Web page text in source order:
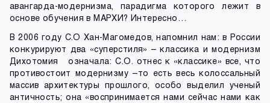
авангарда-модернизма, парадигма которого лежит в
основе обучения в МАРХИ? Интересно…
В 2006 году С.О Хан-Магомедов, напомнил нам: в России
конкурируют два «суперстиля» – классика и модернизм
Дихотомия означала: С.О. отнес к «классике» все, что
противостоит модернизму –то есть весь колоссальный
массив архитектуры прошлого, особо выделил ученый
античность; она «воспринимается нами сейчас нами как